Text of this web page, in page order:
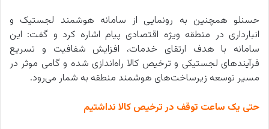
حسنلو همچنین به رونمایی از سامانه هوشمند لجستیک و
انبارداری در منطقه ویژه اقتصادی پیام اشاره کرد و گفت: این
سامانه با هدف ارتقای خدمات، افزایش شفافیت و تسریع
فرآیندهای لجستیکی و ترخیص کالا راه‌اندازی شده و گامی موثر در
مسیر توسعه زیرساخت‌های هوشمند منطقه به شمار می‌رود.
حتی یک ساعت توقف در ترخیص کالا نداشتیم